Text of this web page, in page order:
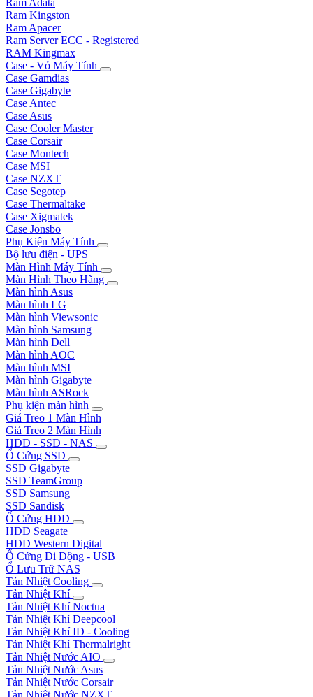
Ram Kingston
Ram Apacer
Ram Server ECC - Registered
RAM Kingmax
Case - Vỏ Máy Tính
Case Gamdias
Case Gigabyte
Case Antec
Case Asus
Case Cooler Master
Case Corsair
Case Montech
Case MSI
Case NZXT
Case Segotep
Case Thermaltake
Case Xigmatek
Case Jonsbo
Phụ Kiện Máy Tính
Bộ lưu điện - UPS
Màn Hình Máy Tính
Màn Hình Theo Hãng
Màn hình Asus
Màn hình LG
Màn hình Viewsonic
Màn hình Samsung
Màn hình Dell
Màn hình AOC
Màn hình MSI
Màn hình Gigabyte
Màn hình ASRock
Phụ kiện màn hình
Giá Treo 1 Màn Hình
Giá Treo 2 Màn Hình
HDD - SSD - NAS
Ổ Cứng SSD
SSD Gigabyte
SSD TeamGroup
SSD Samsung
SSD Sandisk
Ổ Cứng HDD
HDD Seagate
HDD Western Digital
Ổ Cứng Di Động - USB
Ổ Lưu Trữ NAS
Tản Nhiệt Cooling
Tản Nhiệt Khí
Tản Nhiệt Khí Noctua
Tản Nhiệt Khí Deepcool
Tản Nhiệt Khí ID - Cooling
Tản Nhiệt Khí Thermalright
Tản Nhiệt Nước AIO
Tản Nhiệt Nước Asus
Tản Nhiệt Nước Corsair
Tản Nhiệt Nước NZXT